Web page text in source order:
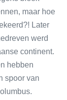
maar hoe
Later
werd
continent.
hebben
spoor van